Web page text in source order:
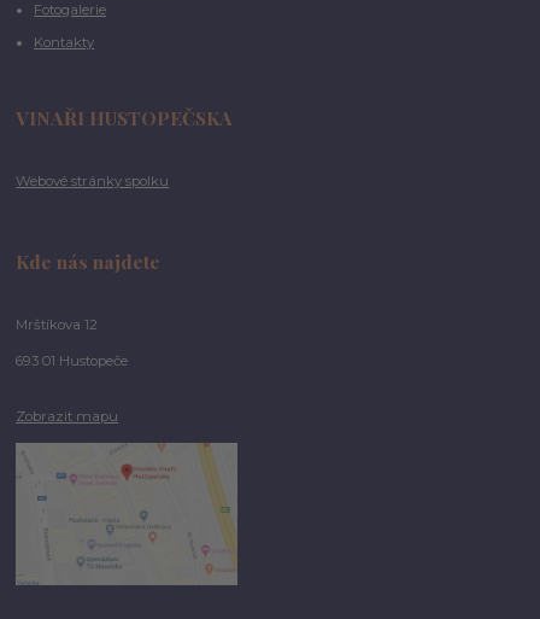
Fotogalerie
Kontakty
VINAŘI HUSTOPEČSKA
Webové stránky spolku
Kde nás najdete
Mrštíkova 12
693 01 Hustopeče
Zobrazit mapu